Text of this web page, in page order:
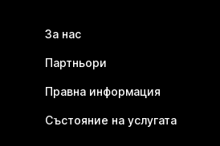
За нас
Партньори
Правна информация
Състояние на услугата